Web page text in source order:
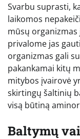
Svarbu suprasti,
laikomos
mūsų
privalome jas
organizmas gali
pakankamai kitų
mitybos įvairovė
skirtingų šaltinių
visą būtiną
Baltymų